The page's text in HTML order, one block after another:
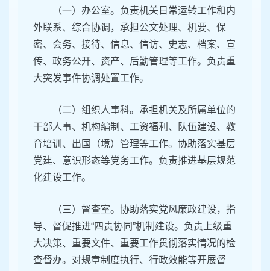
（一）办公室。负责机关日常运转工作和内
外联系、综合协调，承担公文处理、机要、保
密、会务、接待、信息、信访、史志、档案、宣
传、政务公开、资产、后勤管理等工作。负责重
大突发事件协调处置工作。
（二）组织人事科。承担机关及所属单位的
干部人事、机构编制、工资福利、队伍建设、教
育培训、出国（境）管理等工作。协助落实基层
党建、意识形态等党务工作。负责推进基层规范
化建设工作。
（三）督查室。协助落实党风廉政建设，指
导、督促推进“四责协同”机制建设。负责上级重
大决策、重要文件、重要工作贯彻落实情况的检
查督办。对规章制度执行、行政效能等开展督